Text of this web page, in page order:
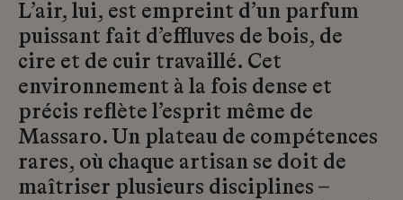
L’air, lui, est empreint d’un parfum
puissant fait d’effluves de bois, de
cire et de cuir travaillé. Cet
environnement à la fois dense et
précis reflète l’esprit même de
Massaro. Un plateau de compétences
rares, où chaque artisan se doit de
maîtriser plusieurs disciplines –